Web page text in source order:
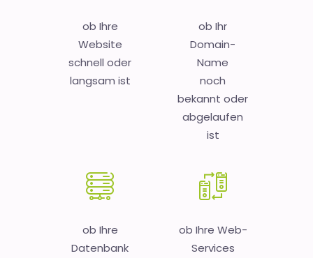
ob Ihre
Website
schnell oder
langsam ist
ob Ihr
Domain-
Name
noch
bekannt oder
abgelaufen
ist
ob Ihre
Datenbank
ob Ihre Web-
Services